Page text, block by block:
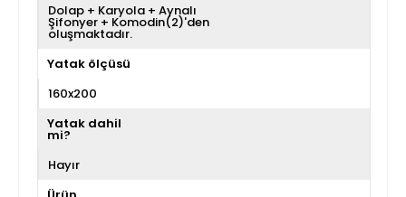
Dolap + Karyola + Aynalı
Şifonyer + Komodin(2)'den
oluşmaktadır.
Yatak ölçüsü
160x200
Yatak dahil
mi?
Hayır